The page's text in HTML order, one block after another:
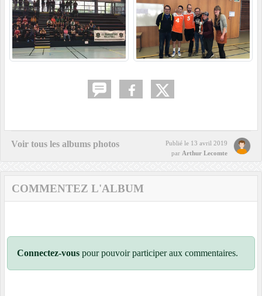
Voir tous les albums photos Publié le 13 avril 2019
par Arthur Lecomte
COMMENTEZ L'ALBUM
Connectez-vous pour pouvoir participer aux commentaires.